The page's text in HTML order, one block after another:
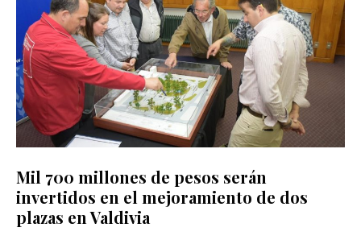
Mil 700 millones de pesos serán
invertidos en el mejoramiento de dos
plazas en Valdivia